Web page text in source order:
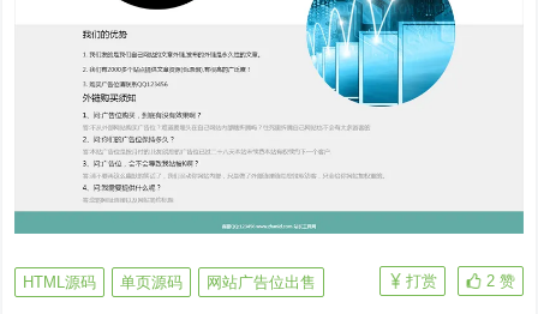
HTML源码 单页源码 网站广告位出售 2 赞
打赏